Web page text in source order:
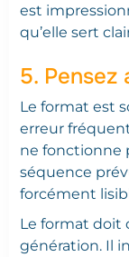
est
qu’elle sert
5.
Le format est
erreur
ne fonctionne
séquence
forcément
Le format doit
génération. Il